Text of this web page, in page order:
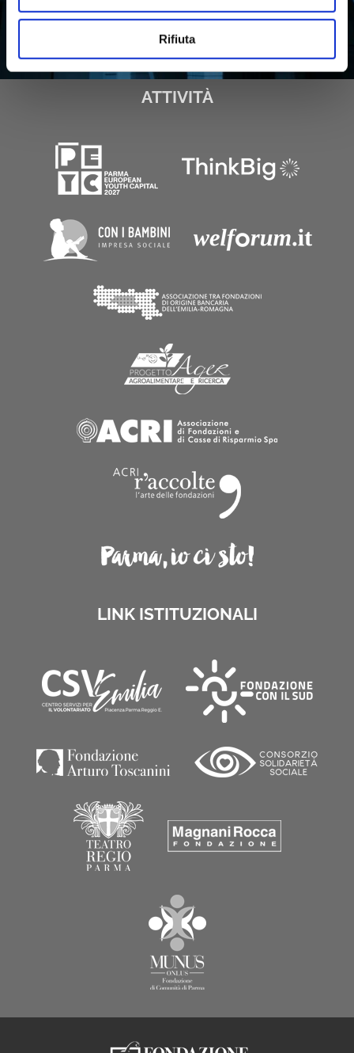
Rifiuta
ATTIVITÀ
LINK ISTITUZIONALI